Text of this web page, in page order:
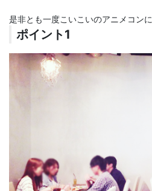
是非とも一度こいこいのアニメコン
ポイント1